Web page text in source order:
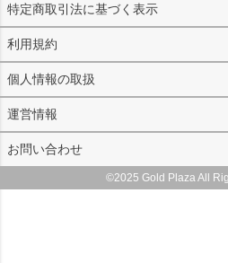
特定商取引法に基づく表示
利用規約
個人情報の取扱
運営情報
お問い合わせ
©2025 Gold Plaza All